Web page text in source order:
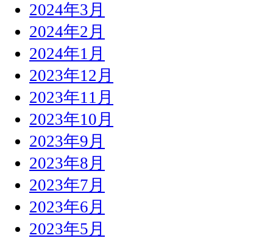
2024年3月
2024年2月
2024年1月
2023年12月
2023年11月
2023年10月
2023年9月
2023年8月
2023年7月
2023年6月
2023年5月